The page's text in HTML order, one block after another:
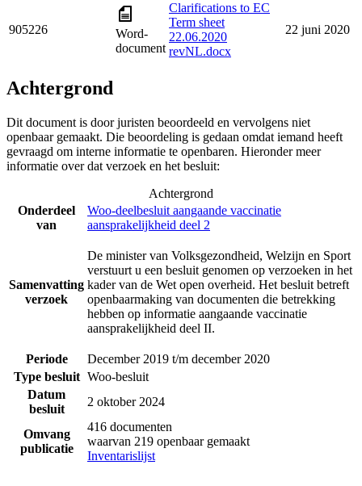
905226
Word-
document
Clarifications to EC
Term sheet
22.06.2020
revNL.docx
22 juni 2020
Achtergrond
Dit document is door juristen beoordeeld en vervolgens niet
openbaar gemaakt. Die beoordeling is gedaan omdat iemand heeft
gevraagd om interne informatie te openbaren. Hieronder meer
informatie over dat verzoek en het besluit:
Achtergrond
Onderdeel
van
Woo-deelbesluit aangaande vaccinatie
aansprakelijkheid deel 2
Samenvatting
verzoek
De minister van Volksgezondheid, Welzijn en Sport
verstuurt u een besluit genomen op verzoeken in het
kader van de Wet open overheid. Het besluit betreft
openbaarmaking van documenten die betrekking
hebben op informatie aangaande vaccinatie
aansprakelijkheid deel II.
Periode
December 2019 t/m december 2020
Type besluit Woo-besluit
Datum
besluit
2 oktober 2024
Omvang
publicatie
416 documenten
waarvan 219 openbaar gemaakt
Inventarislijst